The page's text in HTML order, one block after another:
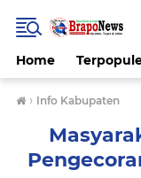
Home
› Info Kabupaten